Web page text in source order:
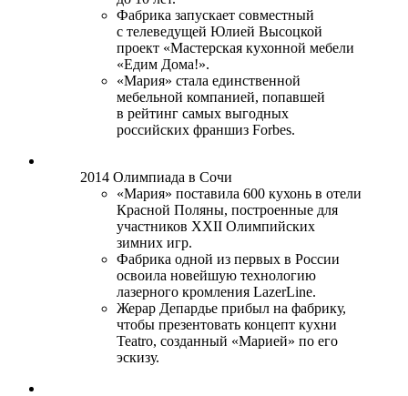
Фабрика запускает совместный
с телеведущей Юлией Высоцкой
проект «Мастерская кухонной мебели
«Едим Дома!».
«Мария» стала единственной
мебельной компанией, попавшей
в рейтинг самых выгодных
российских франшиз Forbes.
2014 Олимпиада в Сочи
«Мария» поставила 600 кухонь в отели
Красной Поляны, построенные для
участников ХХII Олимпийских
зимних игр.
Фабрика одной из первых в России
освоила новейшую технологию
лазерного кромления LazerLine.
Жерар Депардье прибыл на фабрику,
чтобы презентовать концепт кухни
Teatro, созданный «Марией» по его
эскизу.